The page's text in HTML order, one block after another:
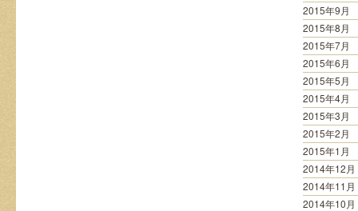
2015年9月
2015年8月
2015年7月
2015年6月
2015年5月
2015年4月
2015年3月
2015年2月
2015年1月
2014年12月
2014年11月
2014年10月